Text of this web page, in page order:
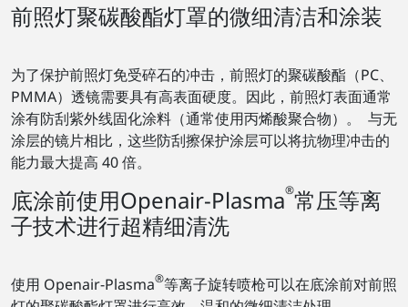
前照灯聚碳酸酯灯罩的微细清洁和涂装
为了保护前照灯免受碎石的冲击，前照灯的聚碳酸酯（PC、
PMMA）透镜需要具有高表面硬度。因此，前照灯表面通常
涂有防刮紫外线固化涂料（通常使用丙烯酸聚合物）。 与无
涂层的镜片相比，这些防刮擦保护涂层可以将抗物理冲击的
能力最大提高 40 倍。
底涂前使用Openair-Plasma®常压等离
子技术进行超精细清洗
使用 Openair-Plasma®等离子旋转喷枪可以在底涂前对前照